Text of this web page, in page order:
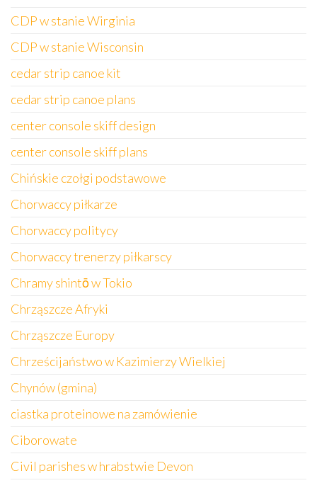
CDP w stanie Wirginia
CDP w stanie Wisconsin
cedar strip canoe kit
cedar strip canoe plans
center console skiff design
center console skiff plans
Chińskie czołgi podstawowe
Chorwaccy piłkarze
Chorwaccy politycy
Chorwaccy trenerzy piłkarscy
Chramy shintō w Tokio
Chrząszcze Afryki
Chrząszcze Europy
Chrześcijaństwo w Kazimierzy Wielkiej
Chynów (gmina)
ciastka proteinowe na zamówienie
Ciborowate
Civil parishes w hrabstwie Devon